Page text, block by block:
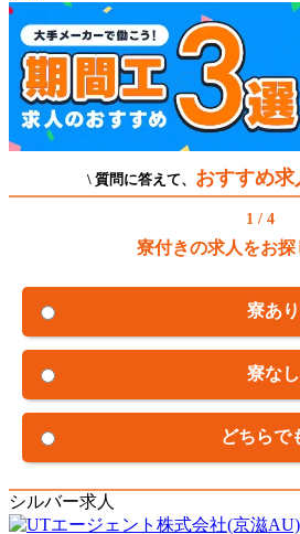
\ 質問に答えて、 おすすめ求
1 / 4
寮付きの求人をお探
寮あり
寮なし
どちらで
シルバー求人